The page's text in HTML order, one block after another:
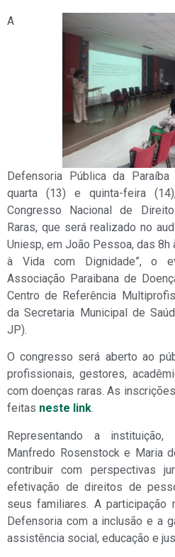
A
Defensoria Pública da
quarta (13) e quinta-feira
Congresso Nacional de
Raras, que será realizado no
Uniesp, em João Pessoa, das 8h
à Vida com Dignidade”, o
Associação Paraibana de
Centro de Referência
da Secretaria Municipal de
JP).
O congresso será aberto ao
profissionais, gestores,
com doenças raras. As
feitas neste link.
Representando a
Manfredo Rosenstock e Maria
contribuir com perspectivas
efetivação de direitos de
seus familiares. A participação
Defensoria com a inclusão e a
assistência social, educação e